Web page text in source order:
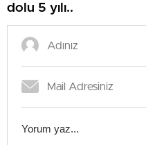
dolu 5 yılı..